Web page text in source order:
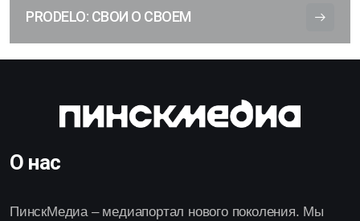
PRODELO: СВОИ О СВОЕМ
О нас
ПинскМедиа – медиапортал нового поколения. Мы